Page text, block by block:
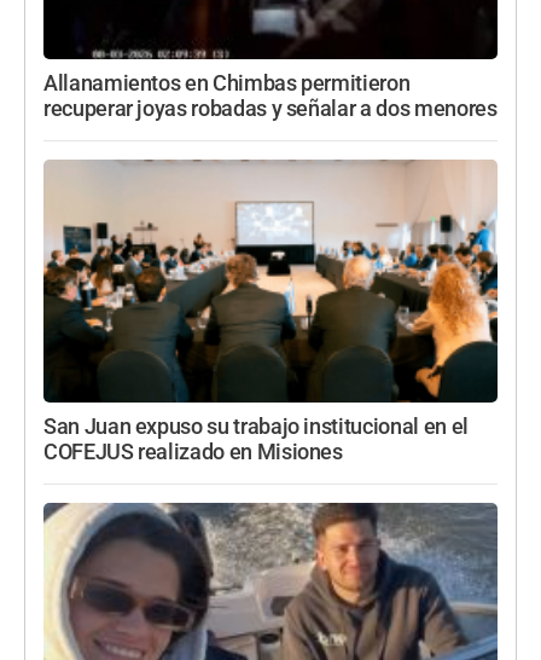
Allanamientos en Chimbas permitieron
recuperar joyas robadas y señalar a dos menores
San Juan expuso su trabajo institucional en el
COFEJUS realizado en Misiones